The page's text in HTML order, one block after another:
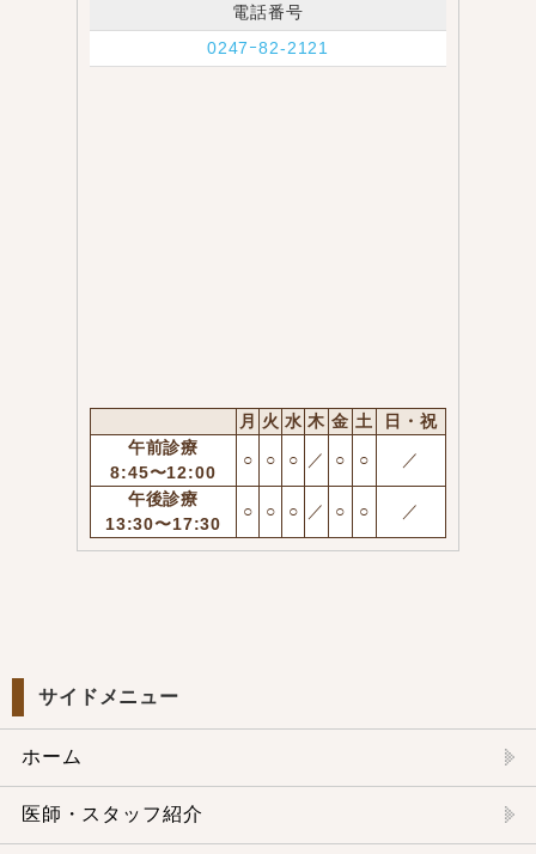
電話番号
0247ｰ82-2121
月 火 水 木 金 土
日・祝
午前診療
8:45〜12:00
○ ○ ○ ／ ○ ○ ／
午後診療
13:30〜17:30
○ ○ ○ ／ ○ ○ ／
サイドメニュー
ホーム
医師・スタッフ紹介